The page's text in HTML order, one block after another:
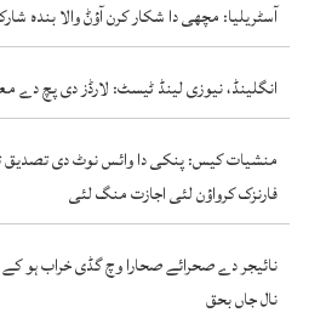
آسٹریلیا: مچھی دا شکار کرن آؤݨ والا بندہ
انگلینڈ، نیوزی لینڈ ٹیسٹ: لارڈز دی پچ دے
منشیات کیس: پنکی دا وائس نوٹ دی تصدیق
فارنزک کرواؤن لئی اجازت منگ لئی
نال جاں بحق